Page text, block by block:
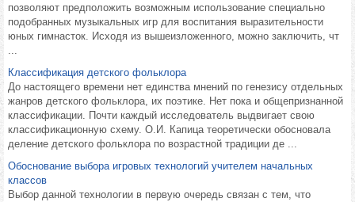
позволяют предположить возможным использование специально
подобранных музыкальных игр для воспитания выразительности
юных гимнасток. Исходя из вышеизложенного, можно заключить, чт
...
Классификация детского фольклора
До настоящего времени нет единства мнений по генезису отдельных
жанров детского фольклора, их поэтике. Нет пока и общепризнанной
классификации. Почти каждый исследователь выдвигает свою
классификационную схему. О.И. Капица теоретически обосновала
деление детского фольклора по возрастной традиции де ...
Обоснование выбора игровых технологий учителем начальных
классов
Выбор данной технологии в первую очередь связан с тем, что